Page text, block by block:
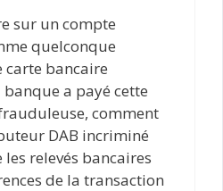
sur un compte
quelconque
carte bancaire
a payé cette
comment
DAB incriminé
les relevés bancaires
de la transaction